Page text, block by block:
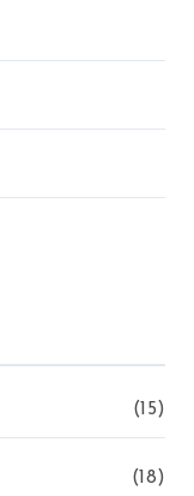
(15)
(18)